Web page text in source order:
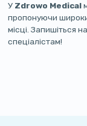
У Zdrowo Medical
пропонуючи
місці. Запишіться
спеціалістам!